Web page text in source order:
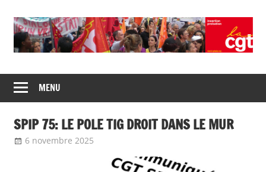
CGT
insertion
probation
de
syndicats
CGT
insertion
probation
MENU
SPIP 75: LE POLE TIG DROIT DANS LE MUR
6 novembre 2025